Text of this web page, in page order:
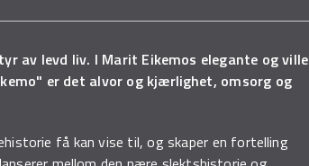
av levd liv. I Marit Eikemos elegante og ville
er det alvor og kjærlighet, omsorg og
få kan vise til, og skaper en fortelling